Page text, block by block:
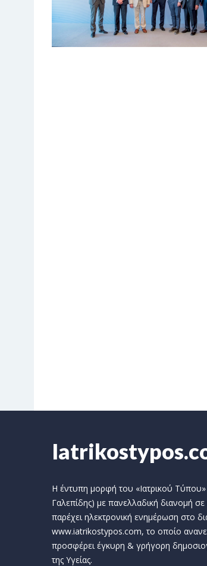
Η έντυπη μορφή του «Ιατρικού Τύπου»
Γαλεπίδης) με πανελλαδική διανομή
παρέχει ηλεκτρονική ενημέρωση στο
www.iatrikostypos.com, το οποίο
προσφέρει έγκυρη & γρήγορη
της Υγείας.